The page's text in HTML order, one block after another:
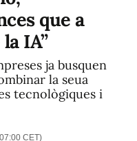
que a
IA”
ja busquen
la seua
tecnològiques i
CET)